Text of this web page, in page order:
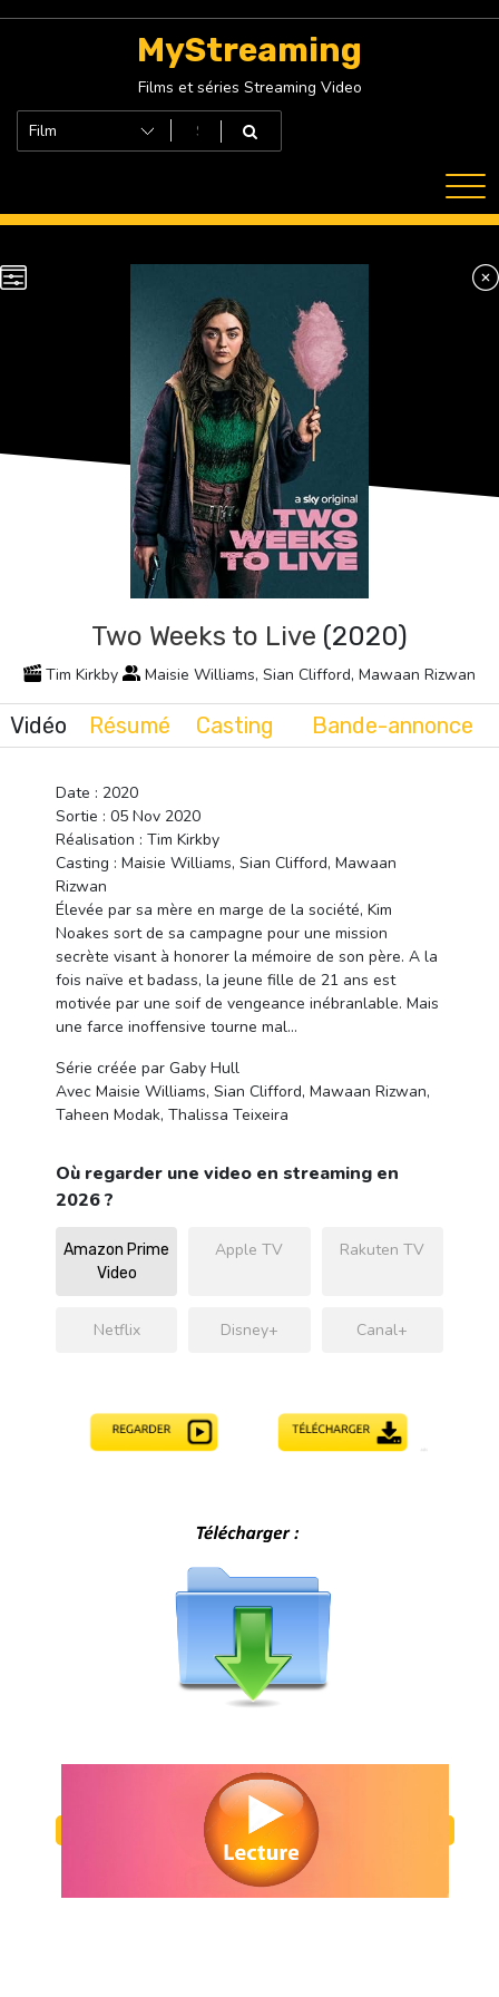
MyStreaming
Films et séries Streaming Video
Two Weeks to Live (2020)
Tim Kirkby Maisie Williams, Sian Clifford, Mawaan Rizwan
Vidéo Résumé Casting Bande-annonce
Date : 2020
Sortie : 05 Nov 2020
Réalisation : Tim Kirkby
Casting : Maisie Williams, Sian Clifford, Mawaan
Rizwan
Élevée par sa mère en marge de la société, Kim
Noakes sort de sa campagne pour une mission
secrète visant à honorer la mémoire de son père. A la
fois naïve et badass, la jeune fille de 21 ans est
motivée par une soif de vengeance inébranlable. Mais
une farce inoffensive tourne mal…
Série créée par Gaby Hull
Avec Maisie Williams, Sian Clifford, Mawaan Rizwan,
Taheen Modak, Thalissa Teixeira
Où regarder une video en streaming en
2026 ?
Amazon Prime
Video
Apple TV Rakuten TV
Netflix Disney+ Canal+